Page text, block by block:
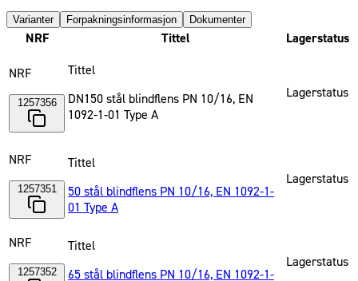
Varianter Forpakningsinformasjon Dokumenter
NRF Tittel Lagerstatus
NRF
1257356
Tittel
DN150 stål blindflens PN 10/16, EN
1092-1-01 Type A
Lagerstatus
NRF
1257351
Tittel
50 stål blindflens PN 10/16, EN 1092-1-
01 Type A
Lagerstatus
NRF
1257352
Tittel
65 stål blindflens PN 10/16, EN 1092-1-
Lagerstatus